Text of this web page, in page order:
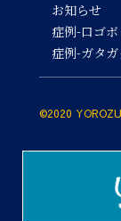
お知らせ
症例-口ゴボ
症例-ガタ
©2020